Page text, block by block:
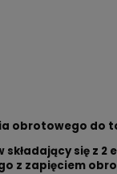
obrotowego do
się z
z zapięciem